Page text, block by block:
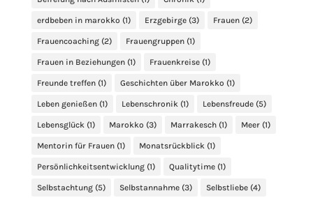
erdbeben in marokko (1) Erzgebirge(3) Frauen(2)
Frauencoaching(2) Frauengruppen(1)
Frauen in Beziehungen(1) Frauenkreise(1)
Freunde treffen(1) Geschichten über Marokko (1)
Leben genießen(1) Lebenschronik(1) Lebensfreude(5)
Lebensglück(1) Marokko (3) Marrakesch(1) Meer(1)
Mentorin für Frauen(1) Monatsrückblick(1)
Persönlichkeitsentwicklung(1) Qualitytime(1)
Selbstachtung(5) Selbstannahme(3) Selbstliebe(4)